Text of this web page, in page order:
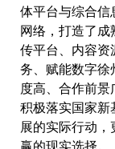
体平台与综合信
网络，打造了
传平台、内容资
务、赋能数字徐
度高、合作前
积极落实国家新
展的实际行动
赢的现实选择。